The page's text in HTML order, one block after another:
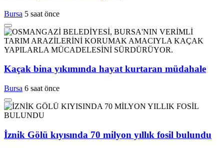
Bursa 5 saat önce
Kaçak bina yıkımında hayat kurtaran müdahale
Bursa 6 saat önce
İznik Gölü kıyısında 70 milyon yıllık fosil bulundu